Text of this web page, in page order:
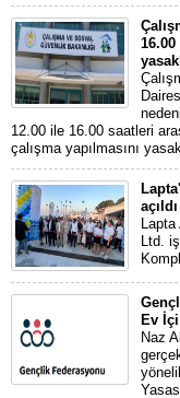
16.00
12.00 ile 16.00 saatleri
çalışma yapılmasını
açıldı
Ltd.
Ev
Naz